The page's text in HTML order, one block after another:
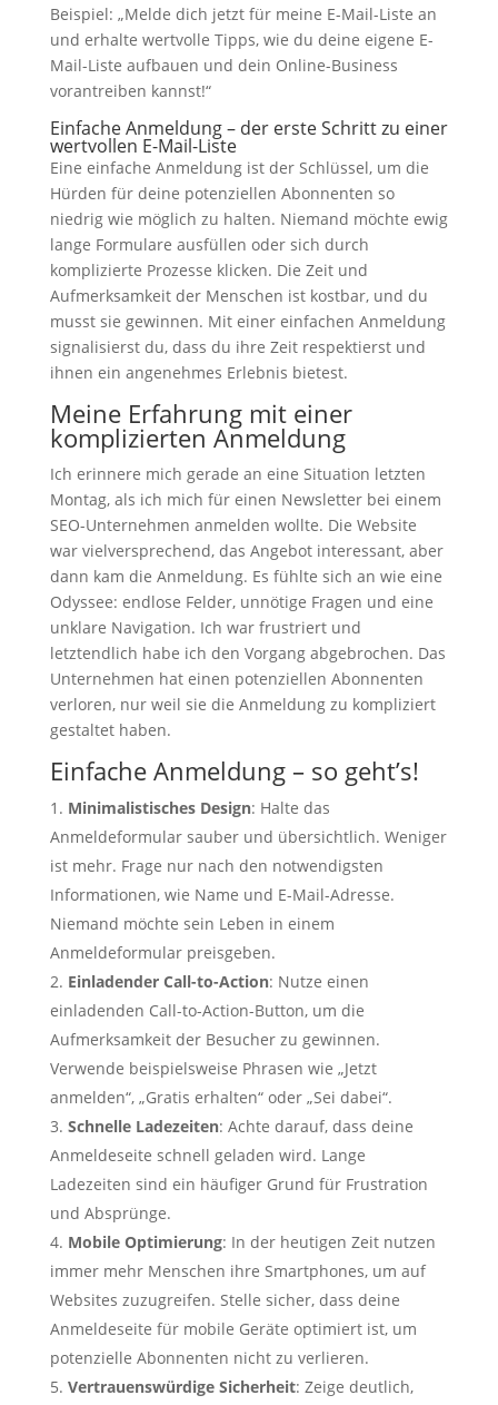
Beispiel: „Melde dich jetzt für meine E-Mail-Liste an
und erhalte wertvolle Tipps, wie du deine eigene E-
Mail-Liste aufbauen und dein Online-Business
vorantreiben kannst!“
Einfache Anmeldung – der erste Schritt zu einer
wertvollen E-Mail-Liste
Eine einfache Anmeldung ist der Schlüssel, um die
Hürden für deine potenziellen Abonnenten so
niedrig wie möglich zu halten. Niemand möchte ewig
lange Formulare ausfüllen oder sich durch
komplizierte Prozesse klicken. Die Zeit und
Aufmerksamkeit der Menschen ist kostbar, und du
musst sie gewinnen. Mit einer einfachen Anmeldung
signalisierst du, dass du ihre Zeit respektierst und
ihnen ein angenehmes Erlebnis bietest.
Meine Erfahrung mit einer
komplizierten Anmeldung
Ich erinnere mich gerade an eine Situation letzten
Montag, als ich mich für einen Newsletter bei einem
SEO-Unternehmen anmelden wollte. Die Website
war vielversprechend, das Angebot interessant, aber
dann kam die Anmeldung. Es fühlte sich an wie eine
Odyssee: endlose Felder, unnötige Fragen und eine
unklare Navigation. Ich war frustriert und
letztendlich habe ich den Vorgang abgebrochen. Das
Unternehmen hat einen potenziellen Abonnenten
verloren, nur weil sie die Anmeldung zu kompliziert
gestaltet haben.
Einfache Anmeldung – so geht’s!
Minimalistisches Design: Halte das
Anmeldeformular sauber und übersichtlich. Weniger
ist mehr. Frage nur nach den notwendigsten
Informationen, wie Name und E-Mail-Adresse.
Niemand möchte sein Leben in einem
Anmeldeformular preisgeben.
Einladender Call-to-Action: Nutze einen
einladenden Call-to-Action-Button, um die
Aufmerksamkeit der Besucher zu gewinnen.
Verwende beispielsweise Phrasen wie „Jetzt
anmelden“, „Gratis erhalten“ oder „Sei dabei“.
Schnelle Ladezeiten: Achte darauf, dass deine
Anmeldeseite schnell geladen wird. Lange
Ladezeiten sind ein häufiger Grund für Frustration
und Absprünge.
Mobile Optimierung: In der heutigen Zeit nutzen
immer mehr Menschen ihre Smartphones, um auf
Websites zuzugreifen. Stelle sicher, dass deine
Anmeldeseite für mobile Geräte optimiert ist, um
potenzielle Abonnenten nicht zu verlieren.
Vertrauenswürdige Sicherheit: Zeige deutlich,